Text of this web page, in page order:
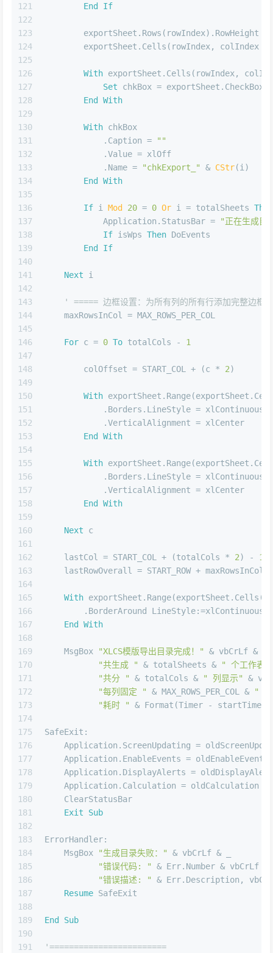
121
122
123
124
125
126
127
128
129
130
131
132
133
134
135
136
137
138
139
140
141
142
143
144
145
146
147
148
149
150
151
152
153
154
155
156
157
158
159
160
161
162
163
164
165
166
167
168
169
170
171
172
173
174
175
176
177
178
179
180
181
182
183
184
185
186
187
188
189
190
191
End If
        exportSheet.Rows(rowIndex).RowHeight =
        exportSheet.Cells(rowIndex, colIndex +
With exportSheet.Cells(rowIndex,
Set chkBox =
End
With
With chkBox
            .Caption =
""
            .Value = xlOff
            .Name =
"chkExport_" & CStr(i)
End
With
If i Mod 20 = 0 Or i = totalSheets Then
            Application.StatusBar =
"正在生成
If isWps Then DoEvents
End
If
Next i
' ===== 边框设置：为所有列的所有行添加完整边框
    maxRowsInCol = MAX_ROWS_PER_COL
For c = 0 To totalCols - 1
        colOffset = START_COL + (c *
2)
With
            .Borders.LineStyle = xlContinuous
            .VerticalAlignment = xlCenter
End
With
With
            .Borders.LineStyle = xlContinuous
            .VerticalAlignment = xlCenter
End
With
Next c
    lastCol = START_COL + (totalCols *
2) - 1
lastRowOverall = START_ROW + maxRowsInCol
With
.BorderAround LineStyle:=xlContinuous,
End
With
    MsgBox
"XLCS模版导出目录完成！"
& vbCrLf & _
"共生成 "
& totalSheets &
" 个工作表
"共分 "
& totalCols & " 列显示"
&
"每列固定 "
& MAX_ROWS_PER_COL &
" 行
"耗时 "
& Format(Timer - startTime,
SafeExit:
Application.ScreenUpdating =
    Application.EnableEvents = oldEnableEvents
Application.DisplayAlerts =
    Application.Calculation = oldCalculation
    ClearStatusBar
Exit
Sub
ErrorHandler:
    MsgBox
"生成目录失败："
& vbCrLf & _
"错误代码: "
& Err.Number & vbCrLf &
"错误描述: "
& Err.Description,
Resume SafeExit
End Sub
'========================